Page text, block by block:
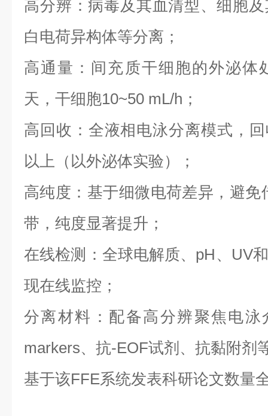
高分辨：病毒及其血清型、细胞
白电荷异构体等分离；
高通量：间充质干细胞的外泌体
天，干细胞10~50 mL/h；
高回收：全液相电泳分离模式，
以上（以外泌体实验）；
高纯度：基于细微电荷差异，避
带，纯度显著提升；
在线检测：全球电解质、pH、UV
现在线监控；
分离材料：配备高分辨聚焦电泳
markers、抗-EOF试剂、抗黏附剂
基于该FFE系统发表科研论文数量